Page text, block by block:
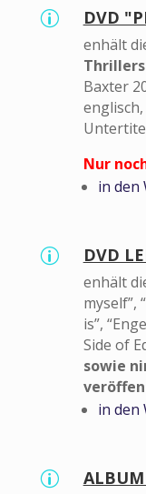
p DVD
enhält
Thrillers
Baxter
Nur
in den
p DVD
enhält
myself”,
is”,
Side of
sowie
in den
p